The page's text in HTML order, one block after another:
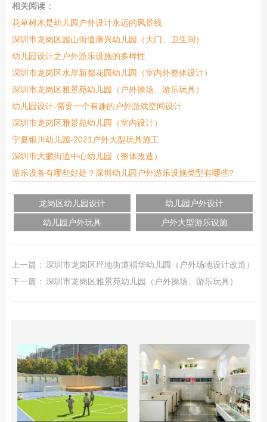
相关阅读：
花草树木是幼儿园户外设计永远的风景线
深圳市龙岗区园山街道康兴幼儿园（大门、卫生间）
幼儿园设计之户外游乐设施的多样性
深圳市龙岗区水岸新都花园幼儿园（室内外整体设计）
深圳市龙岗区雅景苑幼儿园（户外操场、游乐玩具）
幼儿园设计-需要一个有趣的户外游戏空间设计
深圳市龙岗区雅景苑幼儿园（室内设计）
宁夏银川幼儿园-2021户外大型玩具施工
深圳市大鹏街道中心幼儿园（整体改造）
游乐设备有哪些好处？深圳幼儿园户外游乐设施类型有哪些?
龙岗区幼儿园设计
幼儿园户外设计
幼儿园户外玩具
户外大型游乐设施
上一篇： 深圳市龙岗区坪地街道福华幼儿园（户外场地设计改造）
下一篇： 深圳市龙岗区雅景苑幼儿园（户外操场、游乐玩具）